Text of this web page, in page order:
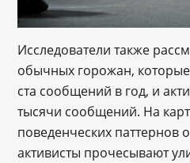
Исследователи также
обычных горожан,
ста сообщений в год, и
тысячи сообщений. На
поведенческих паттернов
активисты прочесывают